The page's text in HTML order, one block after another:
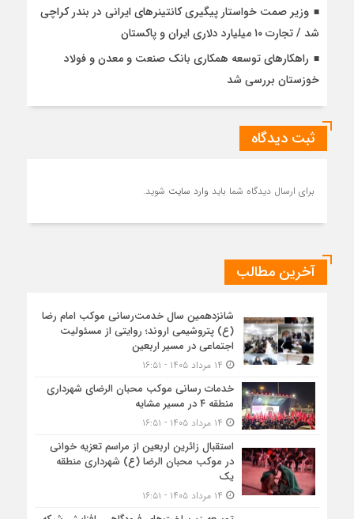
وزیر صمت خواستار پیگیری کانتینرهای ایرانی در بندر کراچی
شد / تجارت ۱۰ میلیارد دلاری ایران و پاکستان
راهکارهای توسعه همکاری بانک صنعت و معدن و فولاد
خوزستان بررسی شد
ثبت دیدگاه
برای ارسال دیدگاه شما باید وارد سایت شوید.
آخرین مطالب
شانزدهمین سال خدمت‌رسانی موکب امام رضا
(ع) پتروشیمی اروند؛ روایتی از مسئولیت
اجتماعی در مسیر اربعین
خدمات رسانی موکب محبان الرضای شهرداری
منطقه ۴ در مسیر مشایه
استقبال زائرین اربعین از مراسم تعزیه خوانی
در موکب محبان الرضا (ع) شهرداری منطقه
یک